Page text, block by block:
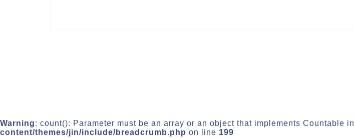
Warning: count(): Parameter must be an array or an object that implements Countable in
content/themes/jin/include/breadcrumb.php on line 199